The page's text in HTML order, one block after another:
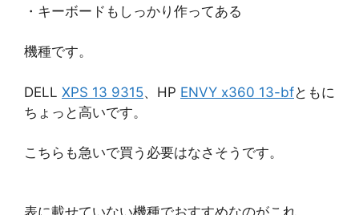
・キーボードもしっかり作ってある
機種です。
DELL XPS 13 9315、HP ENVY x360 13-bfともに
ちょっと高いです。
こちらも急いで買う必要はなさそうです。
表に載せていない機種でおすすめなのがこれ。